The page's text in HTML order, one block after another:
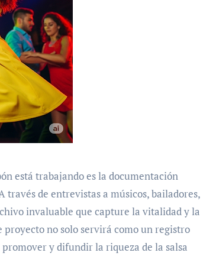
está trabajando es la documentación
través de entrevistas a músicos, bailadores,
invaluable que capture la vitalidad y la
no solo servirá como un registro
y difundir la riqueza de la salsa